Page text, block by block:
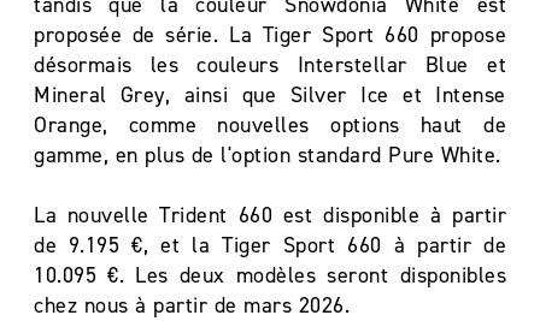
proposée de série. La Tiger Sport 660 propose
désormais les couleurs Interstellar Blue et
Mineral Grey, ainsi que Silver Ice et Intense
Orange, comme nouvelles options haut de
gamme, en plus de l'option standard Pure White.
La nouvelle Trident 660 est disponible à partir
de 9.195 €, et la Tiger Sport 660 à partir de
10.095 €. Les deux modèles seront disponibles
chez nous à partir de mars 2026.